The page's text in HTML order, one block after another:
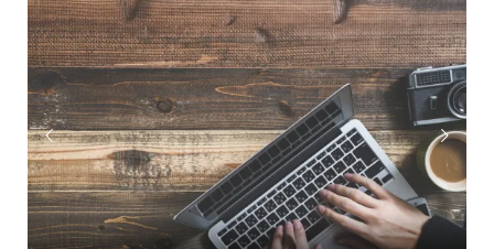

美容サロンのように差別化が難しいビジネスで違いを作
